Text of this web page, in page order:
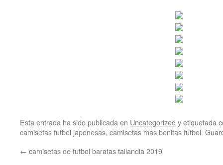
Esta entrada ha sido publicada en Uncategorized y etiquetada
camisetas futbol japonesas, camisetas mas bonitas futbol.
← camisetas de futbol baratas tailandia 2019